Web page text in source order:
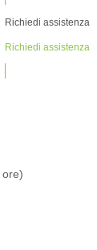
Richiedi assistenza
Richiedi assistenza